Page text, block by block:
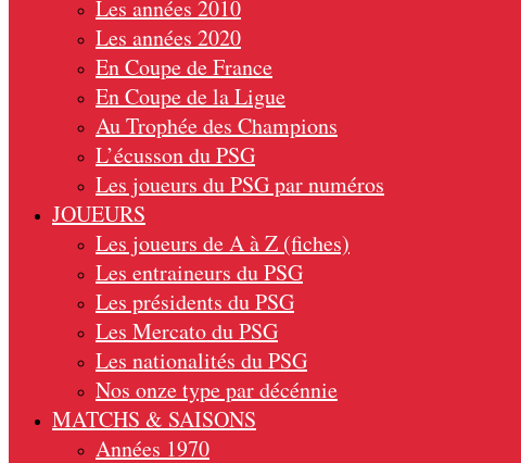
Les années 2010
Les années 2020
En Coupe de France
En Coupe de la Ligue
Au Trophée des Champions
L’écusson du PSG
Les joueurs du PSG par numéros
JOUEURS
Les joueurs de A à Z (fiches)
Les entraineurs du PSG
Les présidents du PSG
Les Mercato du PSG
Les nationalités du PSG
Nos onze type par décénnie
MATCHS & SAISONS
Années 1970